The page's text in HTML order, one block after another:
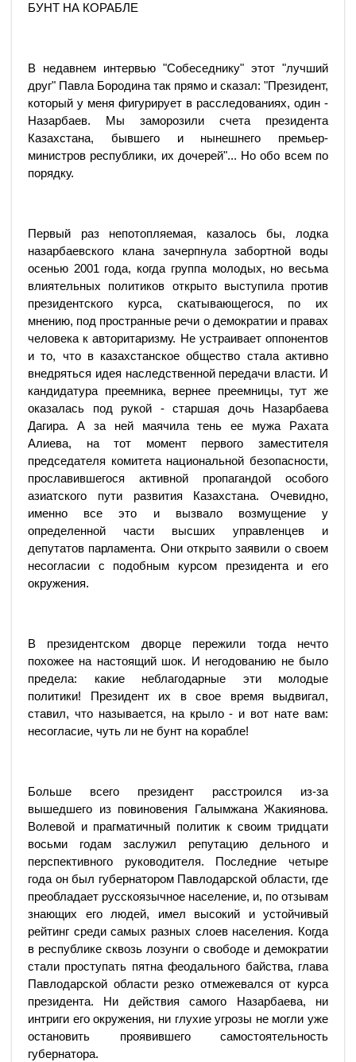
БУНТ НА КОРАБЛЕ
В недавнем интервью "Собеседнику" этот "лучший
друг" Павла Бородина так прямо и сказал: "Президент,
который у меня фигурирует в расследованиях, один -
Назарбаев. Мы заморозили счета президента
Казахстана, бывшего и нынешнего премьер-
министров республики, их дочерей"... Но обо всем по
порядку.
Первый раз непотопляемая, казалось бы, лодка
назарбаевского клана зачерпнула забортной воды
осенью 2001 года, когда группа молодых, но весьма
влиятельных политиков открыто выступила против
президентского курса, скатывающегося, по их
мнению, под пространные речи о демократии и правах
человека к авторитаризму. Не устраивает оппонентов
и то, что в казахстанское общество стала активно
внедряться идея наследственной передачи власти. И
кандидатура преемника, вернее преемницы, тут же
оказалась под рукой - старшая дочь Назарбаева
Дагира. А за ней маячила тень ее мужа Рахата
Алиева, на тот момент первого заместителя
председателя комитета национальной безопасности,
прославившегося активной пропагандой особого
азиатского пути развития Казахстана. Очевидно,
именно все это и вызвало возмущение у
определенной части высших управленцев и
депутатов парламента. Они открыто заявили о своем
несогласии с подобным курсом президента и его
окружения.
В президентском дворце пережили тогда нечто
похожее на настоящий шок. И негодованию не было
предела: какие неблагодарные эти молодые
политики! Президент их в свое время выдвигал,
ставил, что называется, на крыло - и вот нате вам:
несогласие, чуть ли не бунт на корабле!
Больше всего президент расстроился из-за
вышедшего из повиновения Галымжана Жакиянова.
Волевой и прагматичный политик к своим тридцати
восьми годам заслужил репутацию дельного и
перспективного руководителя. Последние четыре
года он был губернатором Павлодарской области, где
преобладает русскоязычное население, и, по отзывам
знающих его людей, имел высокий и устойчивый
рейтинг среди самых разных слоев населения. Когда
в республике сквозь лозунги о свободе и демократии
стали проступать пятна феодального байства, глава
Павлодарской области резко отмежевался от курса
президента. Ни действия самого Назарбаева, ни
интриги его окружения, ни глухие угрозы не могли уже
остановить проявившего самостоятельность
губернатора.